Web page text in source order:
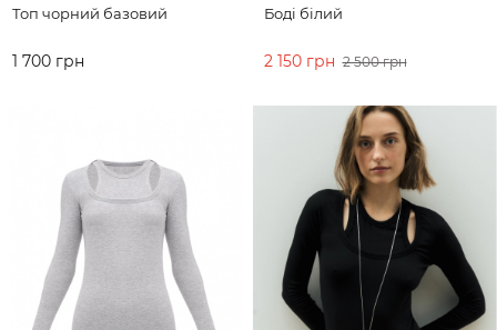
Топ чорний базовий
1 700 грн
Боді білий
2 150 грн 2 500 грн
ДО КОШИКА